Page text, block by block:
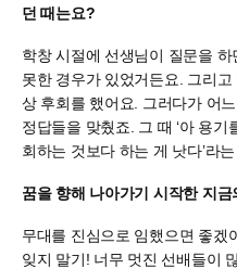
던 때는요?
학창 시절에 선생님이 질문을
못한 경우가 있었거든요. 그리고
상 후회를 했어요. 그러다가 어
정답들을 맞췄죠. 그 때 ‘아 용기
회하는 것보다 하는 게 낫다’라
꿈을 향해 나아가기 시작한 지
무대를 진심으로 임했으면 좋겠
잊지 말기! 너무 멋진 선배들이